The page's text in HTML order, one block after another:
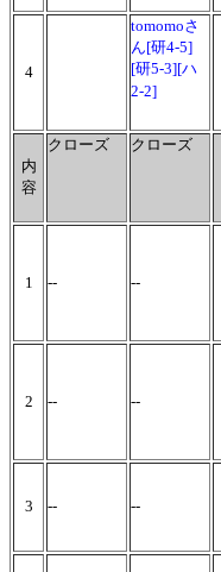
4
tomomoさ
ん[研4-5]
[研5-3][ハ
2-2]
内
容
クローズ クローズ
1 -- --
2 -- --
3 -- --